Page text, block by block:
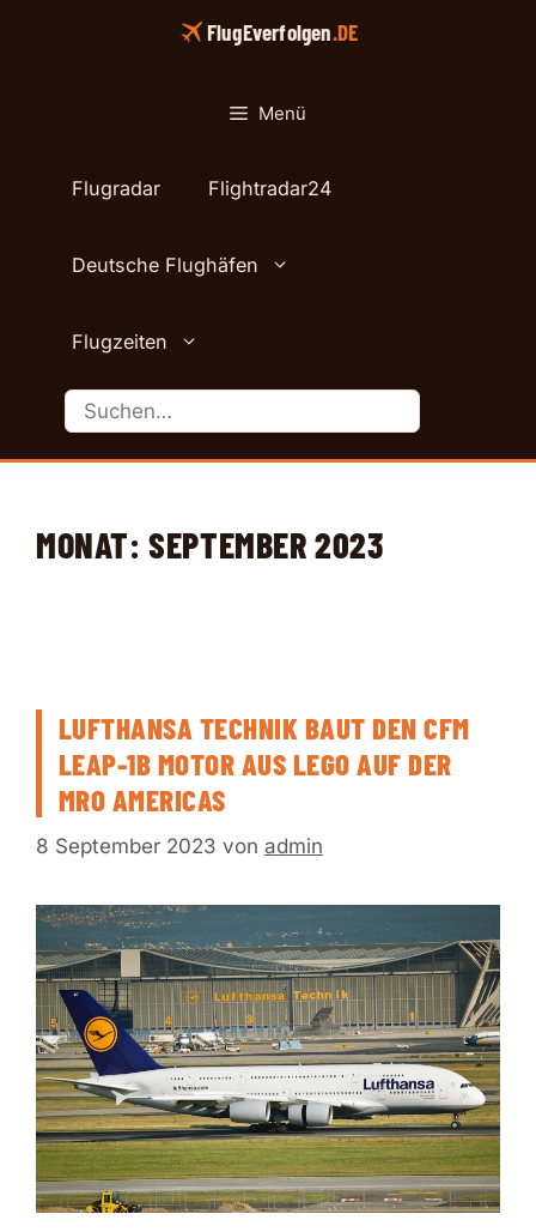
FlugEverfolgen.DE
Menü
Flugradar Flightradar24
Deutsche Flughäfen
Flugzeiten
MONAT:SEPTEMBER 2023
LUFTHANSA TECHNIK BAUT DEN CFM
LEAP-1B MOTOR AUS LEGO AUF DER
MRO AMERICAS
8 September 2023 von admin